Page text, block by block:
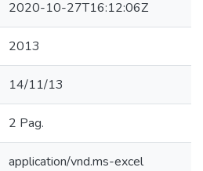
2020-10-27T16:12:06Z
2013
14/11/13
2 Pag.
application/vnd.ms-excel